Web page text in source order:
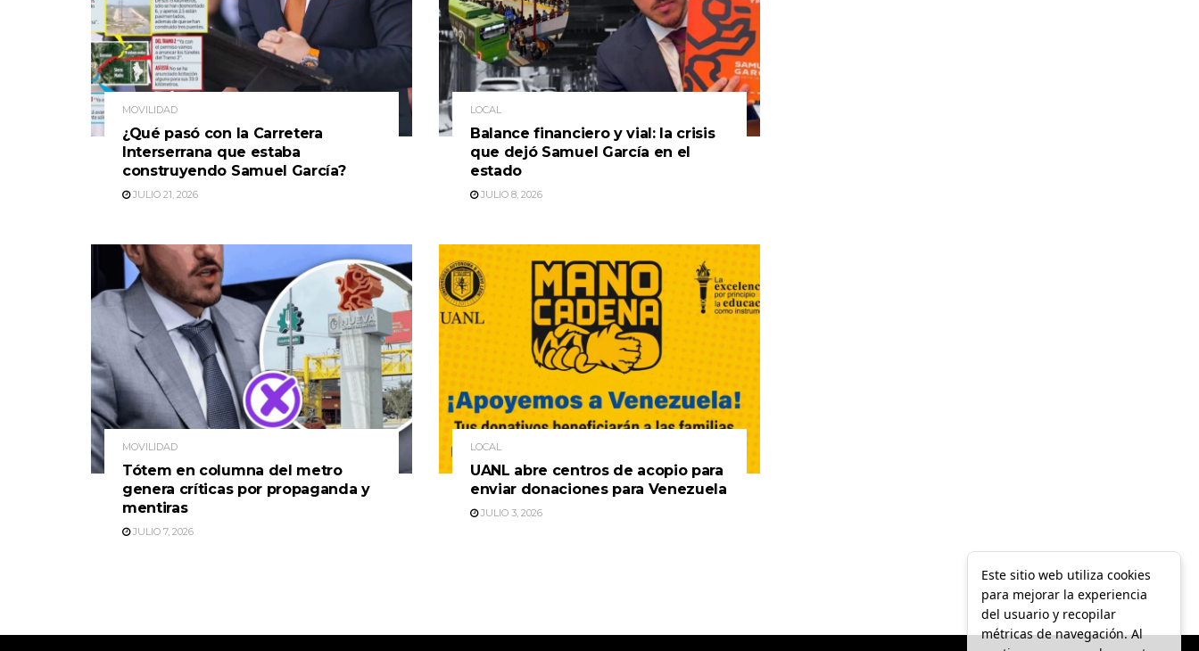
MOVILIDAD
¿Qué pasó con la Carretera
Interserrana que estaba
construyendo Samuel García?
JULIO 21, 2026
LOCAL
Balance financiero y vial: la crisis
que dejó Samuel García en el
estado
JULIO 8, 2026
MOVILIDAD
Tótem en columna del metro
genera críticas por propaganda y
mentiras
JULIO 7, 2026
LOCAL
UANL abre centros de acopio para
enviar donaciones para Venezuela
JULIO 3, 2026
Este sitio web utiliza cookies
para mejorar la experiencia
del usuario y recopilar
métricas de navegación. Al